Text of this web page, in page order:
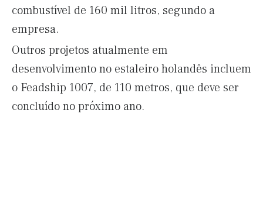
combustível de 160 mil litros, segundo a
empresa.
Outros projetos atualmente em
desenvolvimento no estaleiro holandês incluem
o Feadship 1007, de 110 metros, que deve ser
concluído no próximo ano.